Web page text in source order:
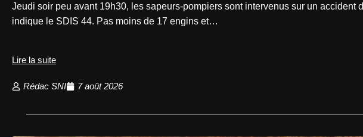
Jeudi soir peu avant 19h30, les sapeurs-pompiers sont intervenus sur un
indique le SDIS 44. Pas moins de 17 engins et…
Lire la suite
Rédac SNI 7 août 2026